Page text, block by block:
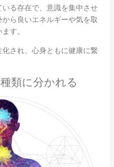
る存在で、意識を集中させ
ら良いエネルギーや気を取
す。
され、心身ともに健康に繋
種類に分かれる